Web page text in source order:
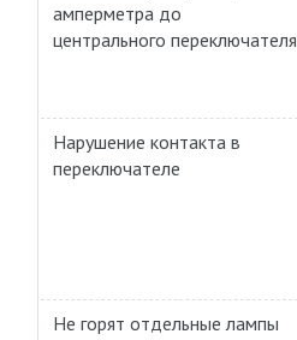
амперметра до
центрального переключателя
Нарушение контакта в
переключателе
Не горят отдельные лампы